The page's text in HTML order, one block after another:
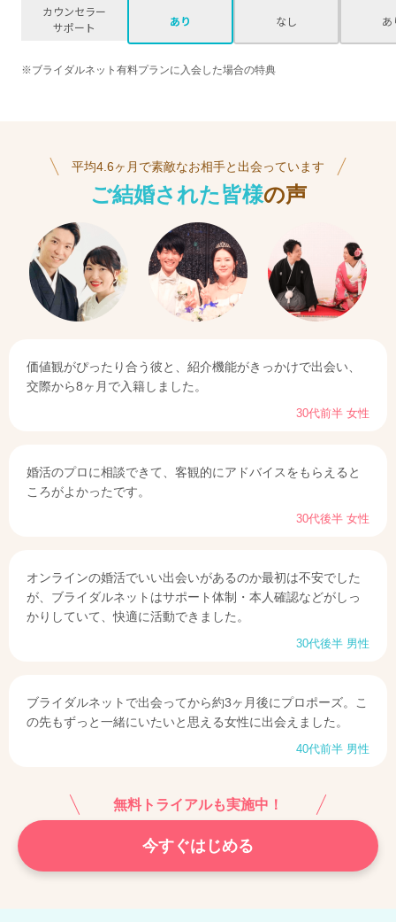
カウンセラー
サポート
あり なし あ
※ブライダルネット有料プランに入会した場合の特典
平均4.6ヶ月で素敵なお相手と出会っています
ご結婚された皆様の声
価値観がぴったり合う彼と、紹介機能がきっかけで出会い、
交際から8ヶ月で入籍しました。
30代前半 女性
婚活のプロに相談できて、客観的にアドバイスをもらえると
ころがよかったです。
30代後半 女性
オンラインの婚活でいい出会いがあるのか最初は不安でした
が、ブライダルネットはサポート体制・本人確認などがしっ
かりしていて、快適に活動できました。
30代後半 男性
ブライダルネットで出会ってから約3ヶ月後にプロポーズ。こ
の先もずっと一緒にいたいと思える女性に出会えました。
40代前半 男性
無料トライアルも実施中！
今すぐはじめる